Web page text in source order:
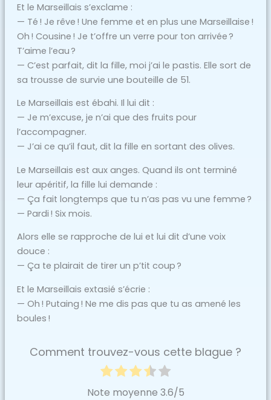
Et le Marseillais s’exclame :
— Té ! Je rêve ! Une femme et en plus une Marseillaise !
Oh ! Cousine ! Je t’offre un verre pour ton arrivée ?
T’aime l’eau ?
— C’est parfait, dit la fille, moi j’ai le pastis. Elle sort de
sa trousse de survie une bouteille de 51.
Le Marseillais est ébahi. Il lui dit :
— Je m’excuse, je n’ai que des fruits pour
l’accompagner.
— J’ai ce qu’il faut, dit la fille en sortant des olives.
Le Marseillais est aux anges. Quand ils ont terminé
leur apéritif, la fille lui demande :
— Ça fait longtemps que tu n’as pas vu une femme ?
— Pardi ! Six mois.
Alors elle se rapproche de lui et lui dit d’une voix
douce :
— Ça te plairait de tirer un p’tit coup ?
Et le Marseillais extasié s’écrie :
— Oh ! Putaing ! Ne me dis pas que tu as amené les
boules !
Comment trouvez-vous cette blague ?
Note moyenne 3.6/5